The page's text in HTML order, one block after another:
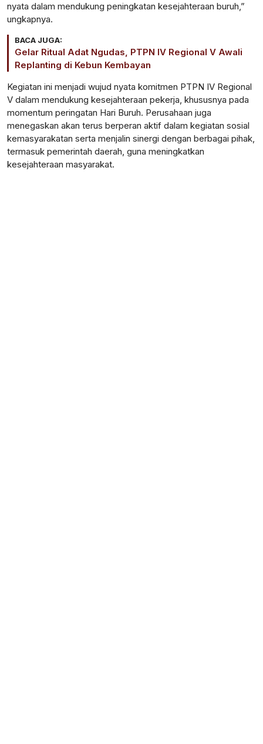
nyata dalam mendukung peningkatan kesejahteraan buruh,”
ungkapnya.
BACA JUGA:
Gelar Ritual Adat Ngudas, PTPN IV Regional V Awali
Replanting di Kebun Kembayan
Kegiatan ini menjadi wujud nyata komitmen PTPN IV Regional
V dalam mendukung kesejahteraan pekerja, khususnya pada
momentum peringatan Hari Buruh. Perusahaan juga
menegaskan akan terus berperan aktif dalam kegiatan sosial
kemasyarakatan serta menjalin sinergi dengan berbagai pihak,
termasuk pemerintah daerah, guna meningkatkan
kesejahteraan masyarakat.